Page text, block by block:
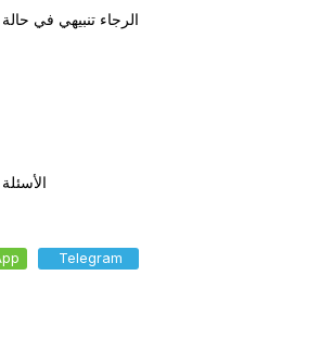
الرجاء تنبيهي في
(0)الأسئلة (0)
Telegram